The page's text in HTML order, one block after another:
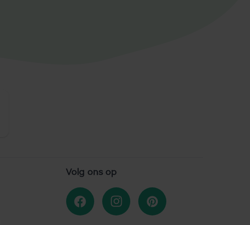
Volg ons op